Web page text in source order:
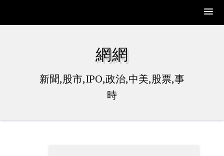
網網
新聞,股市,IPO,政治,中美,股票,事
時